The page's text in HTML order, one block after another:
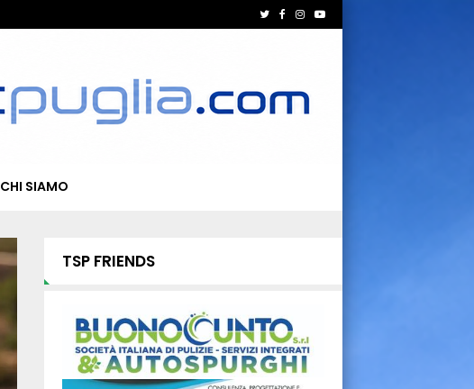
CHI SIAMO
TSP FRIENDS